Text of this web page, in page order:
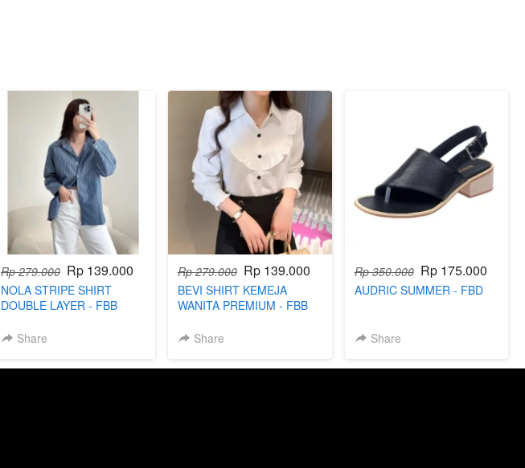
Rp 279.000 Rp 139.000
NOLA STRIPE SHIRT
DOUBLE LAYER - FBB
Share
Rp 279.000 Rp 139.000
BEVI SHIRT KEMEJA
WANITA PREMIUM - FBB
Share
Rp 350.000 Rp 175.000
AUDRIC SUMMER - FBD
Share